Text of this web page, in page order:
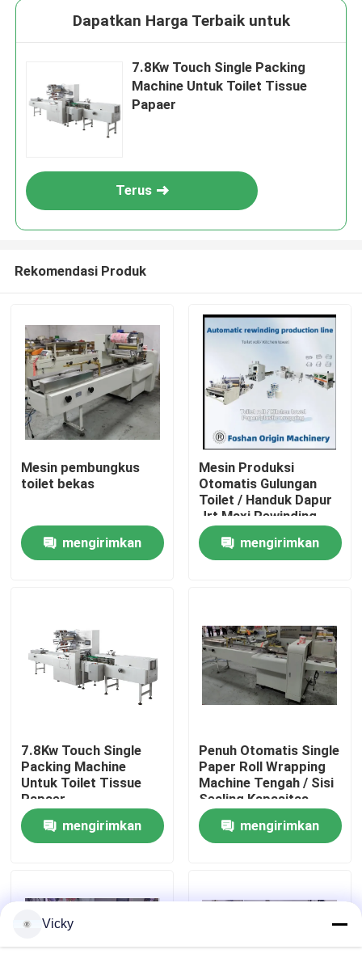
Rumah
Produk
Tur Pabrik
Kontrol Kualitas
Hubungi Kami
Berita
Minta Kutipan
VR
Jalur Produksi Kertas Tissue
Dapatkan Harga Terbaik untuk
7.8Kw Touch Single Packing
Machine Untuk Toilet Tissue
Papaer
Terus
Rekomendasi Produk
Mesin pembungkus
toilet bekas
mengirimkan
Mesin Produksi
Otomatis Gulungan
Toilet / Handuk Dapur
Jrt Maxi Rewinding
Machinery
mengirimkan
7.8Kw Touch Single
Packing Machine
Untuk Toilet Tissue
Papaer
mengirimkan
Penuh Otomatis Single
Paper Roll Wrapping
Machine Tengah / Sisi
Sealing Kapasitas
Tinggi
mengirimkan
Vicky